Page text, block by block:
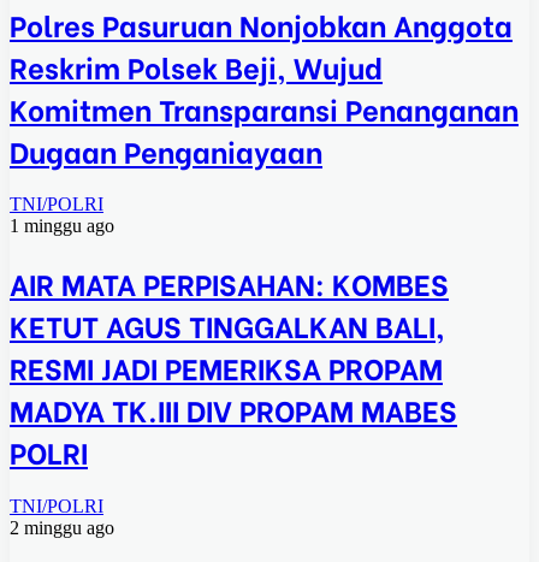
Polres Pasuruan Nonjobkan Anggota
Reskrim Polsek Beji, Wujud
Komitmen Transparansi Penanganan
Dugaan Penganiayaan
TNI/POLRI
1 minggu ago
AIR MATA PERPISAHAN: KOMBES
KETUT AGUS TINGGALKAN BALI,
RESMI JADI PEMERIKSA PROPAM
MADYA TK.III DIV PROPAM MABES
POLRI
TNI/POLRI
2 minggu ago